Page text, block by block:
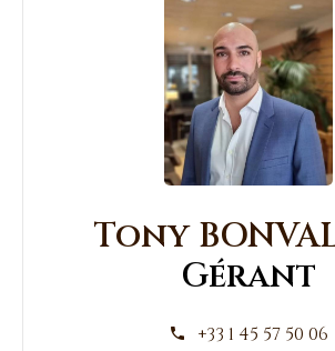
Tony
Gérant
+33 1 45 57 50 06